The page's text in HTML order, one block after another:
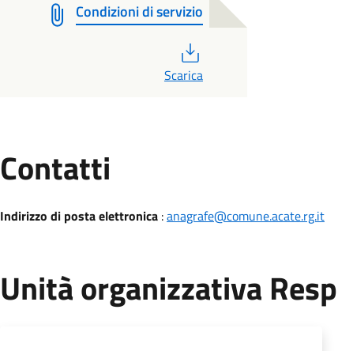
Condizioni di servizio
Scarica
Contatti
Indirizzo di posta elettronica:anagrafe@comune.acate.rg.it
Unità organizzativa